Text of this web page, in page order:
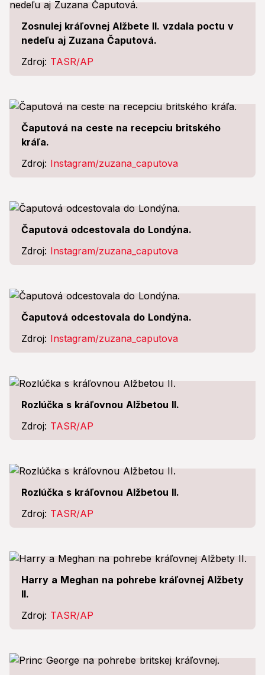
Zosnulej kráľovnej Alžbete II. vzdala poctu v
nedeľu aj Zuzana Čaputová.
Zdroj: TASR/AP
Čaputová na ceste na recepciu britského
kráľa.
Zdroj: Instagram/zuzana_caputova
Čaputová odcestovala do Londýna.
Zdroj: Instagram/zuzana_caputova
Čaputová odcestovala do Londýna.
Zdroj: Instagram/zuzana_caputova
Rozlúčka s kráľovnou Alžbetou II.
Zdroj: TASR/AP
Rozlúčka s kráľovnou Alžbetou II.
Zdroj: TASR/AP
Harry a Meghan na pohrebe kráľovnej Alžbety
II.
Zdroj: TASR/AP